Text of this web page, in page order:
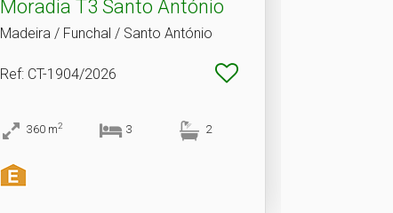
Moradia T3 Santo António
Madeira / Funchal / Santo António
Ref: CT-1904/2026
360 m2 3 2